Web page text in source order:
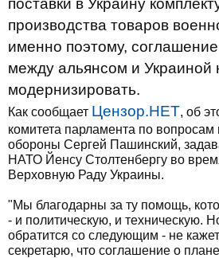
поставки в Украину
производства товаров
именно поэтому,
между альянсом и Украиной
модернизировать.
Как сообщает Цензор.НЕТ, об
комитета парламента по вопросам
обороны Сергей Пашинский,
НАТО Йенсу Столтенбергу во
Верховную Раду Украины.
"Мы благодарны за ту помощь,
- и политическую, и техническую.
обратится со следующим - не
секретарю, что соглашение о